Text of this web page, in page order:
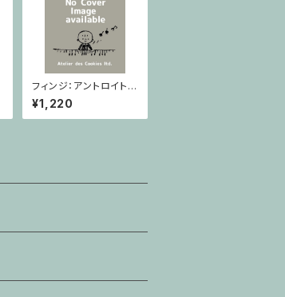
フィンジ：アントロイト /
ヴァイオリン・ピアノ
¥1,220